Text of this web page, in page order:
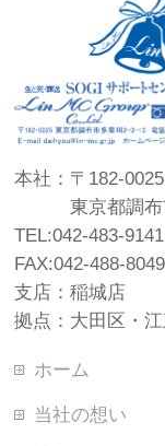
本社：〒182-0025
東京都調布
TEL:042-483-9141
FAX:042-488-8049
支店：稲城店
拠点：大田区・
ホーム
当社の想い